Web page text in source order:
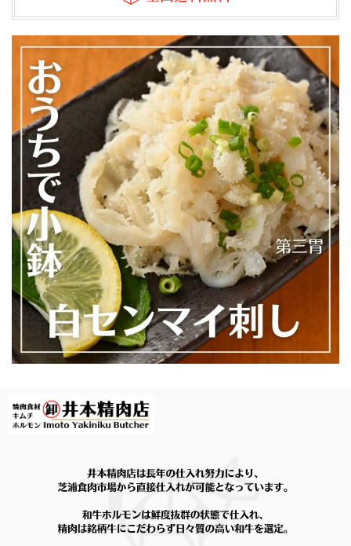
本当に美味しいです！身体にも良いですし小学生の息子も毎
日食べています。
【焼かずにそのまま食べれる】＜種類別に個包装でお届け＞焼かない晩酌LIGHT「白センマイ刺し100g（酢味噌付）+がつポン酢+ハチノス青唐出汁浸し」※選べるおつまみOP
2026/07/09
＜3～5人前／全5種約550g＞「盛合せ」牛三昧満腹セット（A5黒毛和牛カルビ、A5黒毛和牛赤身切り落とし、国産牛ロース、牛ハラミ、牛タン）※ソーセージがOP限定で選択可能
2026/07/08
2026/06/23
求めていたマルチョウそのものでした！ 脂もしつこくな
く、またリピートします！
2026/06/23
対応も良く、気持ちの良い買い物が出来ました。 味も美味
しく、特に【ロングマルチョウ】が最高でした。それと、サ
商品は購入出来るのでしょうか？ とにかく、ありがとうご
ざいました！